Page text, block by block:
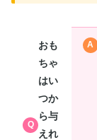
おも
ちゃ
はい
つか
ら与
えれ